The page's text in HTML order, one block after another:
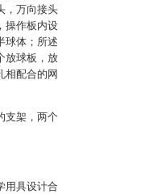
，万向接头
操作板内设
球体；所述
放球板，放
相配合的网
支架，两个
用具设计合